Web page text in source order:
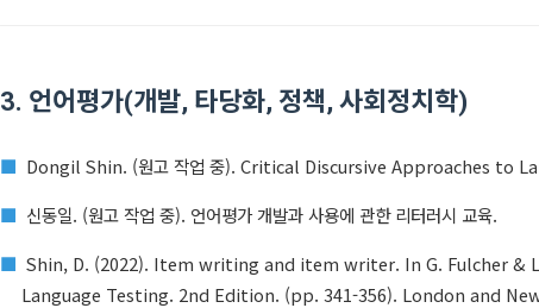
3. 언어평가(개발, 타당화, 정책, 사회정치학)
Dongil Shin. (원고 작업 중). Critical Discursive Approaches to
신동일. (원고 작업 중). 언어평가 개발과 사용에 관한 리터러시 교육.
Shin, D. (2022). Item writing and item writer. In G. Fulcher &
Language Testing. 2nd Edition. (pp. 341-356). London and